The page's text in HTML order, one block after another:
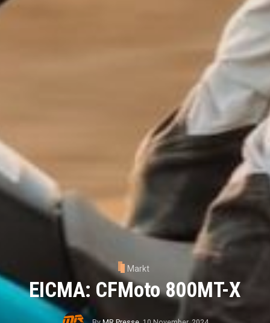
Markt
EICMA: CFMoto 800MT-X